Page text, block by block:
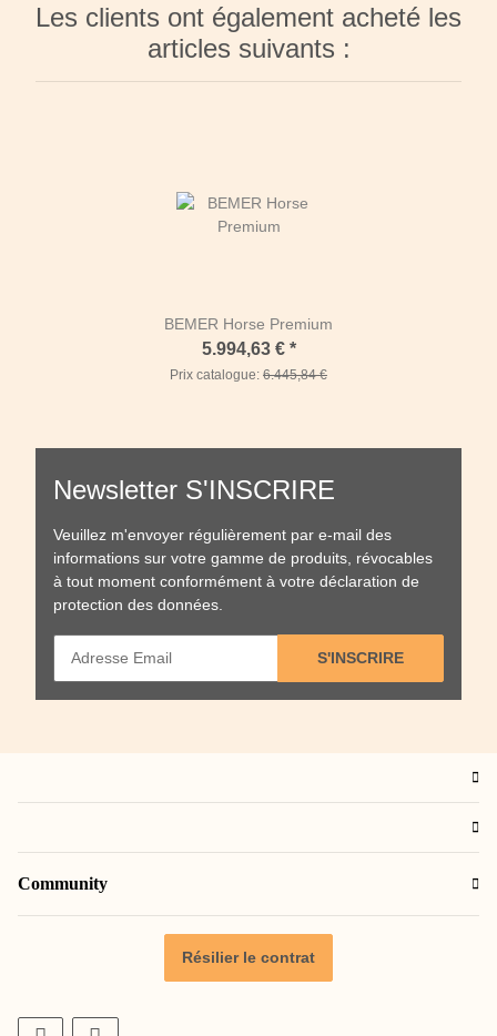
Les clients ont également acheté les
articles suivants :
BEMER Horse Premium
5.994,63 € *
Prix catalogue: 6.445,84 €
Newsletter S'INSCRIRE
Veuillez m'envoyer régulièrement par e-mail des
informations sur votre gamme de produits, révocables
à tout moment conformément à votre déclaration de
protection des données
S'INSCRIRE
Community
Résilier le contrat